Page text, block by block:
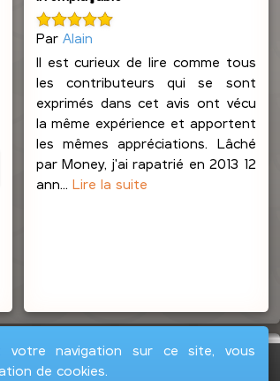
Par Alain
Il est curieux de lire comme tous
les contributeurs qui se sont
exprimés dans cet avis ont vécu
la même expérience et apportent
les mêmes appréciations. Lâché
par Money, j'ai rapatrié en 2013 12
ann... Lire la suite
votre navigation sur ce site, vous
de cookies.